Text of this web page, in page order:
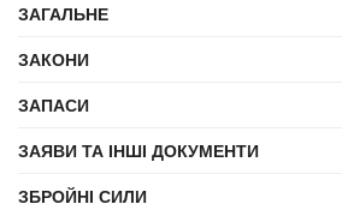
ЗАГАЛЬНЕ
ЗАКОНИ
ЗАПАСИ
ЗАЯВИ ТА ІНШІ ДОКУМЕНТИ
ЗБРОЙНІ СИЛИ